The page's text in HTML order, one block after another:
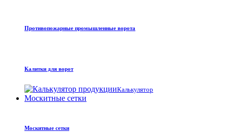
Противопожарные промышленные ворота
Калитки для ворот
Калькулятор
Москитные сетки
Москитные сетки